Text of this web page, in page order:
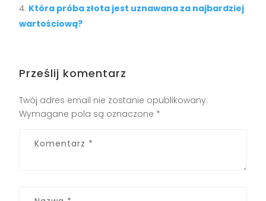
Która próba złota jest uznawana za najbardziej
wartościową?
Prześlij komentarz
Twój adres email nie zostanie opublikowany.
Wymagane pola są oznaczone *